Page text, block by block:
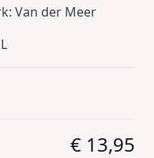
Van der Meer
€ 13,95